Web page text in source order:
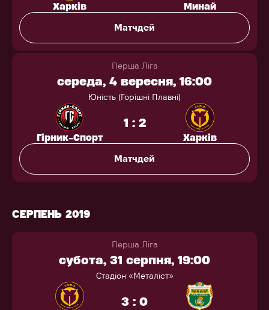
Харків Минай
Матчдей
Перша Ліга
середа, 4 вересня, 16:00
Юність (Горішні Плавні)
Гірник-Спорт
1 : 2
Харків
Матчдей
СЕРПЕНЬ 2019
Перша Ліга
субота, 31 серпня, 19:00
Стадіон «Металіст»
3 : 0